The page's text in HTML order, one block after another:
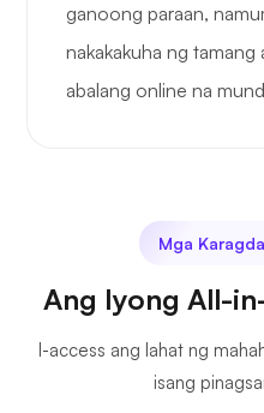
ganoong paraan,
nakakakuha ng tamang
abalang online na
Mga
Ang Iyong All-
I-access ang lahat ng
isang